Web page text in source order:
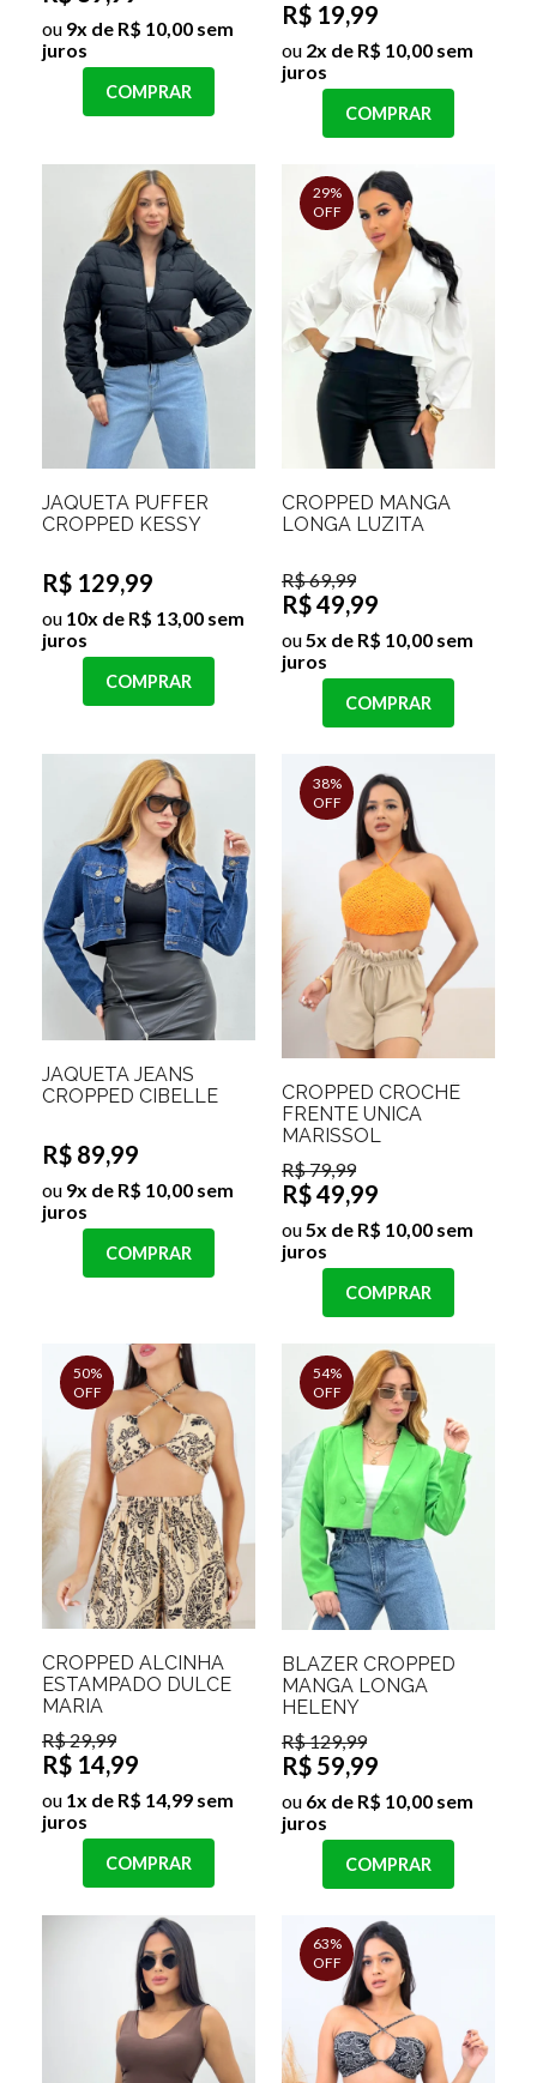
ou 9x de R$ 10,00 sem
juros
COMPRAR
R$ 19,99
ou 2x de R$ 10,00 sem
juros
COMPRAR
JAQUETA PUFFER
CROPPED KESSY
R$ 129,99
ou 10x de R$ 13,00 sem
juros
COMPRAR
29%
OFF
CROPPED MANGA
LONGA LUZITA
R$ 69,99
R$ 49,99
ou5x de R$ 10,00 sem
juros
COMPRAR
JAQUETA JEANS
CROPPED CIBELLE
R$ 89,99
ou 9x de R$ 10,00 sem
juros
COMPRAR
38%
OFF
CROPPED CROCHÊ
FRENTE UNICA
MARISSOL
R$ 79,99
R$ 49,99
ou5x de R$ 10,00 sem
juros
COMPRAR
50%
OFF
CROPPED ALCINHA
ESTAMPADO DULCE
MARIA
R$ 29,99
R$ 14,99
ou 1x de R$ 14,99 sem
juros
COMPRAR
54%
OFF
BLAZER CROPPED
MANGA LONGA
HELENY
R$ 129,99
R$ 59,99
ou 6x de R$ 10,00 sem
juros
COMPRAR
63%
OFF